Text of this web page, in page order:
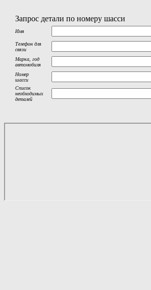
Запрос детали по номеру шасси
Имя
Телефон для
связи
Марка, год
автомобиля
Номер
шасси
Список
необходимых
деталей